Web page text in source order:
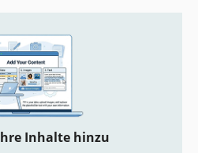
Inhalte hinzu